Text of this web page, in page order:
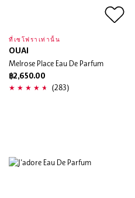
ที่เซโฟราเท่านั้น
OUAI
Melrose Place Eau De Parfum
฿2,650.00
(283)